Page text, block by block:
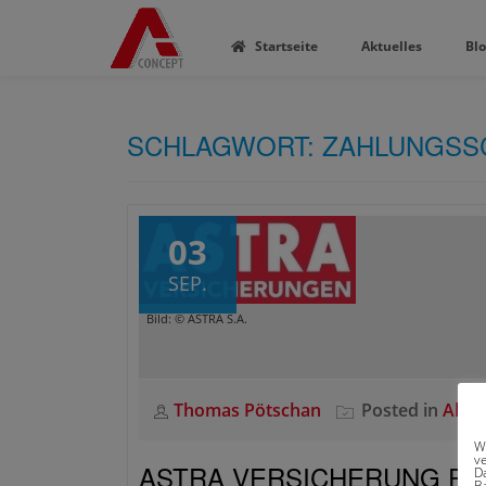
Startseite Aktuelles
SCHLAGWORT:
Bild: © ASTRA S.A.
03
SEP.
Thomas Pötschan Posted in
ASTRA VERSICHERUNG